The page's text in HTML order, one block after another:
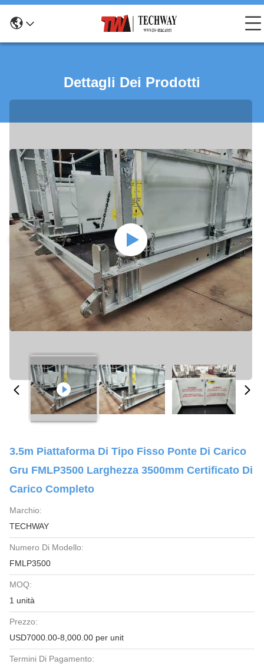
Dettagli Dei Prodotti
3.5m Piattaforma Di Tipo Fisso Ponte Di Carico
Gru FMLP3500 Larghezza 3500mm Certificato Di
Carico Completo
Marchio:
TECHWAY
Numero Di Modello:
FMLP3500
MOQ:
1 unità
Prezzo:
USD7000.00-8,000.00 per unit
Termini Di Pagamento: